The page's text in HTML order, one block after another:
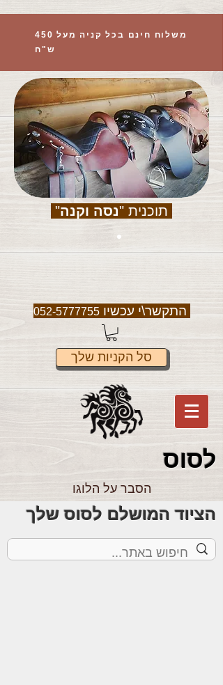
משלוח חינם בכל קניה מעל 450
ש"ח
תוכנית "נסה וקנה"
התקשר\י עכשיו052-5777755
סל הקניות שלך
לסוס
הסבר על הלוגו
הציוד המושלם לסוס שלך